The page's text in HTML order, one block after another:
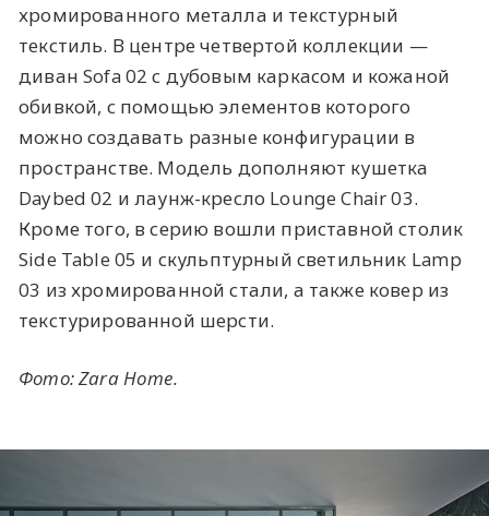
хромированного металла и текстурный
текстиль. В центре четвертой коллекции —
диван Sofa 02 с дубовым каркасом и кожаной
обивкой, с помощью элементов которого
можно создавать разные конфигурации в
пространстве. Модель дополняют кушетка
Daybed 02 и лаунж-кресло Lounge Chair 03.
Кроме того, в серию вошли приставной столик
Side Table 05 и скульптурный светильник Lamp
03 из хромированной стали, а также ковер из
текстурированной шерсти.
Фото: Zara Home.